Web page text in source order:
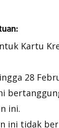
Kartu
28
ini.
ini tidak